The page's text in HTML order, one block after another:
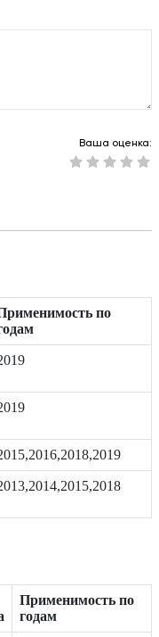
Ваша оценка:
по
Применимость по
годам